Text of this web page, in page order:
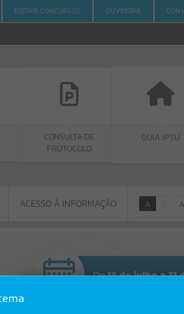
EDITAIS CONCURSOS OUVIDORIA
DE
GUIA IPTU
ACESSO À INFORMAÇÃO A A